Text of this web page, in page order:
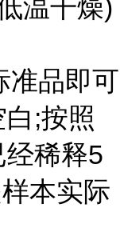
温干燥)
准品即可
;按照
稀释5
本实际